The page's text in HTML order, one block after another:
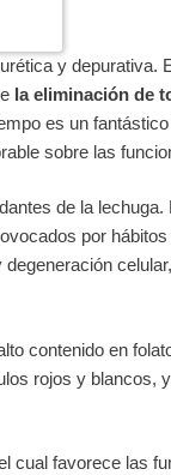
y depurativa.
la eliminación de
es un
sobre las
de la
por
contenido en
rojos y blancos,
cual favorece las